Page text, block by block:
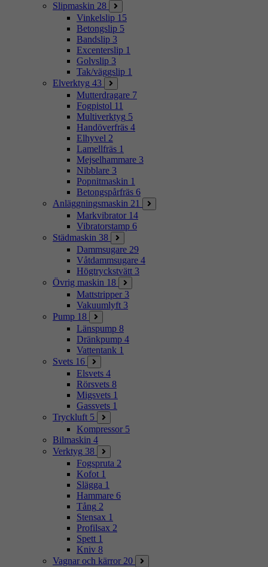
Slipmaskin 28
Vinkelslip 15
Betongslip 5
Bandslip 3
Excenterslip 1
Golvslip 3
Tak/väggslip 1
Elverktyg 43
Mutterdragare 7
Fogpistol 11
Multiverktyg 5
Handöverfräs 4
Elhyvel 2
Lamellfräs 1
Mejselhammare 3
Nibblare 3
Popnitmaskin 1
Betongspårfräs 6
Anläggningsmaskin 21
Markvibrator 14
Vibratorstamp 6
Städmaskin 38
Dammsugare 29
Våtdammsugare 4
Högtryckstvätt 3
Övrig maskin 18
Mattstripper 3
Vakuumlyft 3
Pump 18
Länspump 8
Dränkpump 4
Vattentank 1
Svets 16
Elsvets 4
Rörsvets 8
Migsvets 1
Gassvets 1
Tryckluft 5
Kompressor 5
Bilmaskin 4
Verktyg 38
Fogspruta 2
Kofot 1
Slägga 1
Hammare 6
Tång 2
Stensax 1
Profilsax 2
Spett 1
Kniv 8
Vagnar och kärror 20